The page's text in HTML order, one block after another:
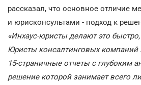
рассказал, что основное отличие
и юрисконсультами - подход к
«Инхаус-юристы делают это
Юристы консалтинговых
15-страничные отчеты с глубоким
решение которой занимает всего